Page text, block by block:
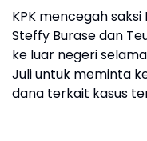
KPK mencegah saksi
Steffy Burase dan
ke luar negeri
Juli untuk meminta
dana terkait kasus